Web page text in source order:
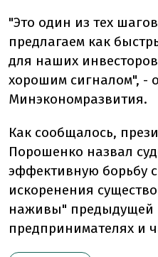
"Это один из тех
предлагаем как
для наших инвесторов
хорошим сигналом", -
Минэкономразвития.
Как сообщалось,
Порошенко назвал
эффективную борьбу
искоренения
наживы" предыдущей
предпринимателях и